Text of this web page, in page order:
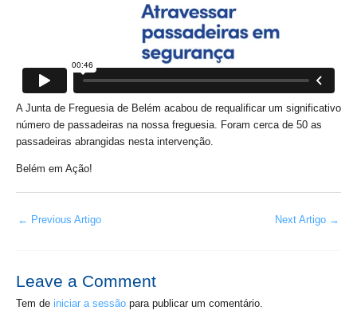
A Junta de Freguesia de Belém acabou de requalificar um significativo
número de passadeiras na nossa freguesia. Foram cerca de 50 as
passadeiras abrangidas nesta intervenção.
Belém em Ação!
← Previous Artigo Next Artigo →
Leave a Comment
Tem de iniciar a sessão para publicar um comentário.